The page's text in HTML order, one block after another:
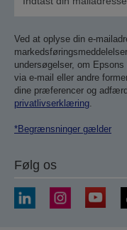
Ved at oplyse din e-
undersøgelser, om
via e-mail eller andre
dine præferencer og
privatlivserklæring.
*Begrænsninger gælder
Følg os